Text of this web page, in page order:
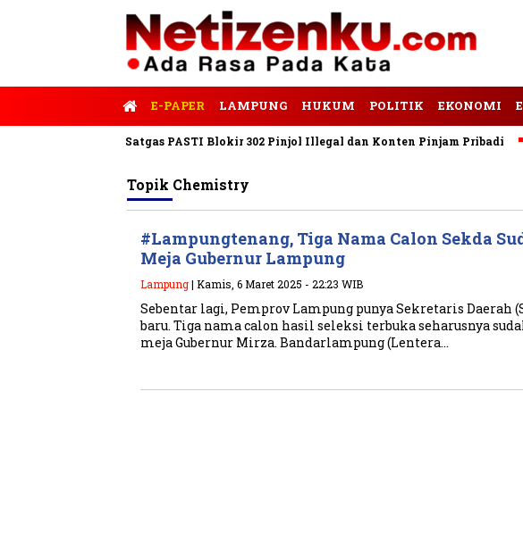
E-PAPER LAMPUNG HUKUM POLITIK EKONOMI
Satgas PASTI Blokir 302 Pinjol Illegal dan Konten Pinjam Pribadi
Topik Chemistry
#Lampungtenang, Tiga Nama Calon Sekda
Meja Gubernur Lampung
Lampung| Kamis, 6 Maret 2025 - 22:23 WIB
Sebentar lagi, Pemprov Lampung punya Sekretaris Daerah
baru. Tiga nama calon hasil seleksi terbuka seharusnya
meja Gubernur Mirza. Bandarlampung (Lentera…